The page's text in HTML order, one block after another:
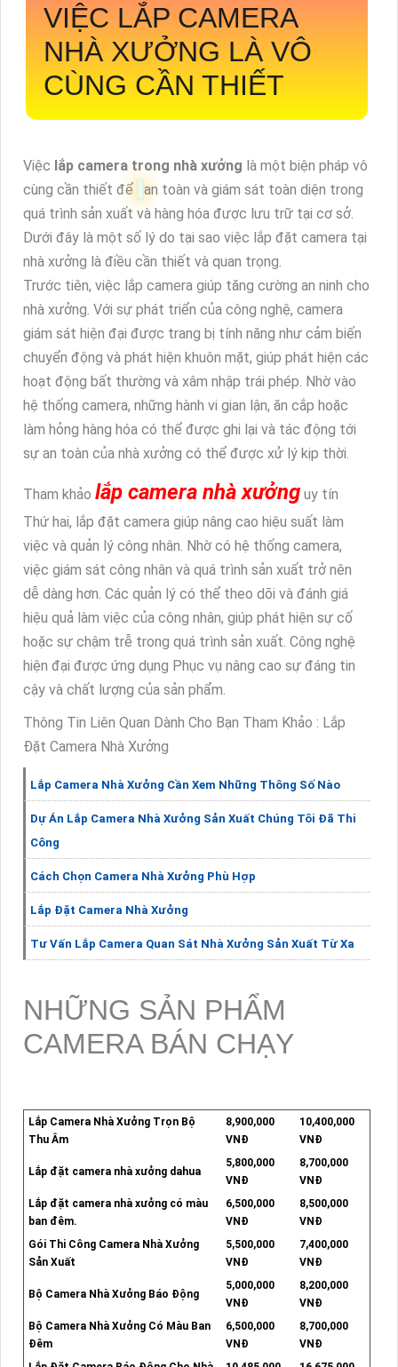
VIỆC LẮP CAMERA
NHÀ XƯỞNG LÀ VÔ
CÙNG CẦN THIẾT
Việc lắp camera trong nhà xưởng là một biện pháp vô
cùng cần thiết để
an toàn và giám sát toàn diện trong
quá trình sản xuất và hàng hóa được lưu trữ tại cơ sở.
Dưới đây là một số lý do tại sao việc lắp đặt camera tại
nhà xưởng là điều cần thiết và quan trọng.
Trước tiên, việc lắp camera giúp tăng cường an ninh cho
nhà xưởng. Với sự phát triển của công nghệ, camera
giám sát hiện đại được trang bị tính năng như cảm biến
chuyển động và phát hiện khuôn mặt, giúp phát hiện các
hoạt động bất thường và xâm nhập trái phép. Nhờ vào
hệ thống camera, những hành vi gian lận, ăn cắp hoặc
làm hỏng hàng hóa có thể được ghi lại và tác động tới
sự an toàn của nhà xưởng có thể được xử lý kịp thời.
Tham khảo lắp camera nhà xưởng uy tín
Thứ hai, lắp đặt camera giúp nâng cao hiệu suất làm
việc và quản lý công nhân. Nhờ có hệ thống camera,
việc giám sát công nhân và quá trình sản xuất trở nên
dễ dàng hơn. Các quản lý có thể theo dõi và đánh giá
hiệu quả làm việc của công nhân, giúp phát hiện sự cố
hoặc sự chậm trễ trong quá trình sản xuất. Công nghệ
hiện đại được ứng dụng Phục vụ nâng cao sự đáng tin
cậy và chất lượng của sản phẩm.
Thông Tin Liên Quan Dành Cho Bạn Tham Khảo : Lắp
Đặt Camera Nhà Xưởng
Lắp Camera Nhà Xưởng Cần Xem Những Thông Số Nào
Dự Án Lắp Camera Nhà Xưởng Sản Xuất Chúng Tôi Đã Thi
Công
Cách Chọn Camera Nhà Xưởng Phù Hợp
Lắp Đặt Camera Nhà Xưởng
Tư Vấn Lắp Camera Quan Sát Nhà Xưởng Sản Xuất Từ Xa
NHỮNG SẢN PHẨM
CAMERA BÁN CHẠY
Lắp Camera Nhà Xưởng Trọn Bộ
Thu Âm
8,900,000
VNĐ
10,400,000
VNĐ
Lắp đặt camera nhà xưởng dahua
5,800,000
VNĐ
8,700,000
VNĐ
Lắp đặt camera nhà xưởng có màu
ban đêm.
6,500,000
VNĐ
8,500,000
VNĐ
Gói Thi Công Camera Nhà Xưởng
Sản Xuất
5,500,000
VNĐ
7,400,000
VNĐ
Bộ Camera Nhà Xưởng Báo Động
5,000,000
VNĐ
8,200,000
VNĐ
Bộ Camera Nhà Xưởng Có Màu Ban
Đêm
6,500,000
VNĐ
8,700,000
VNĐ